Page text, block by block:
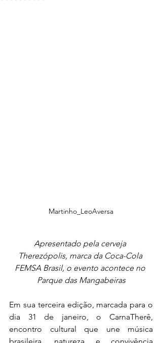
Martinho_LeoAversa
Apresentado pela cerveja
Therezópolis, marca da Coca-Cola
FEMSA Brasil, o evento acontece no
Parque das Mangabeiras
Em sua terceira edição, marcada para o
dia 31 de janeiro, o CarnaTherê,
encontro cultural que une música